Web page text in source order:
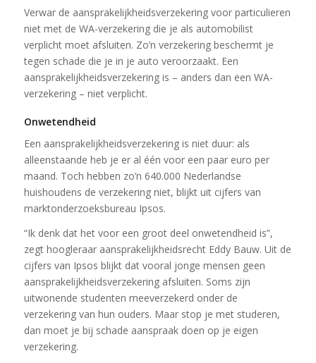
Verwar de aansprakelijkheidsverzekering voor particulieren
niet met de WA-verzekering die je als automobilist
verplicht moet afsluiten. Zo’n verzekering beschermt je
tegen schade die je in je auto veroorzaakt. Een
aansprakelijkheidsverzekering is – anders dan een WA-
verzekering – niet verplicht.
Onwetendheid
Een aansprakelijkheidsverzekering is niet duur: als
alleenstaande heb je er al één voor een paar euro per
maand. Toch hebben zo’n 640.000 Nederlandse
huishoudens de verzekering niet, blijkt uit cijfers van
marktonderzoeksbureau Ipsos.
“Ik denk dat het voor een groot deel onwetendheid is”,
zegt hoogleraar aansprakelijkheidsrecht Eddy Bauw. Uit de
cijfers van Ipsos blijkt dat vooral jonge mensen geen
aansprakelijkheidsverzekering afsluiten. Soms zijn
uitwonende studenten meeverzekerd onder de
verzekering van hun ouders. Maar stop je met studeren,
dan moet je bij schade aanspraak doen op je eigen
verzekering.